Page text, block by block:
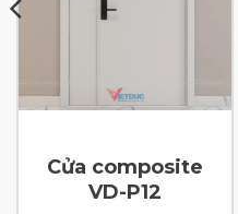
Cửa composite
VD-P12